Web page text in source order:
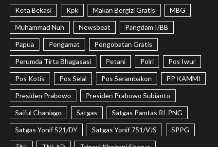
Kota Bekasi Kpk Makan Bergizi Gratis MBG
Muhammad Nuh Newsbeat Pangdam I/BB
Papua Pengamat Pengobatan Gratis
Perumda Tirta Bhagasasi Petani Polri Pos Iwur
Pos Kotis Pos Selal Pos Serambakon PP KAMMI
Presiden Prabowo Presiden Prabowo Subianto
Saiful Chaniago Satgas Satgas Pamtas RI-PNG
Satgas Yonif 521/DY Satgas Yonif 751/VJS SPPG